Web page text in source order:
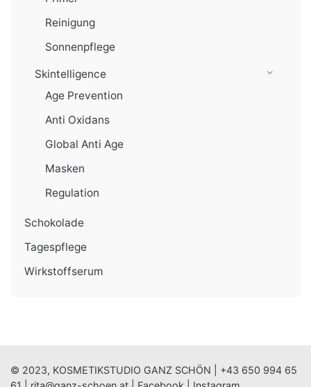
Reinigung
Sonnenpflege
Skintelligence
Age Prevention
Anti Oxidans
Global Anti Age
Masken
Regulation
Schokolade
Tagespflege
Wirkstoffserum
© 2023, KOSMETIKSTUDIO GANZ SCHÖN | +43 650 994 65